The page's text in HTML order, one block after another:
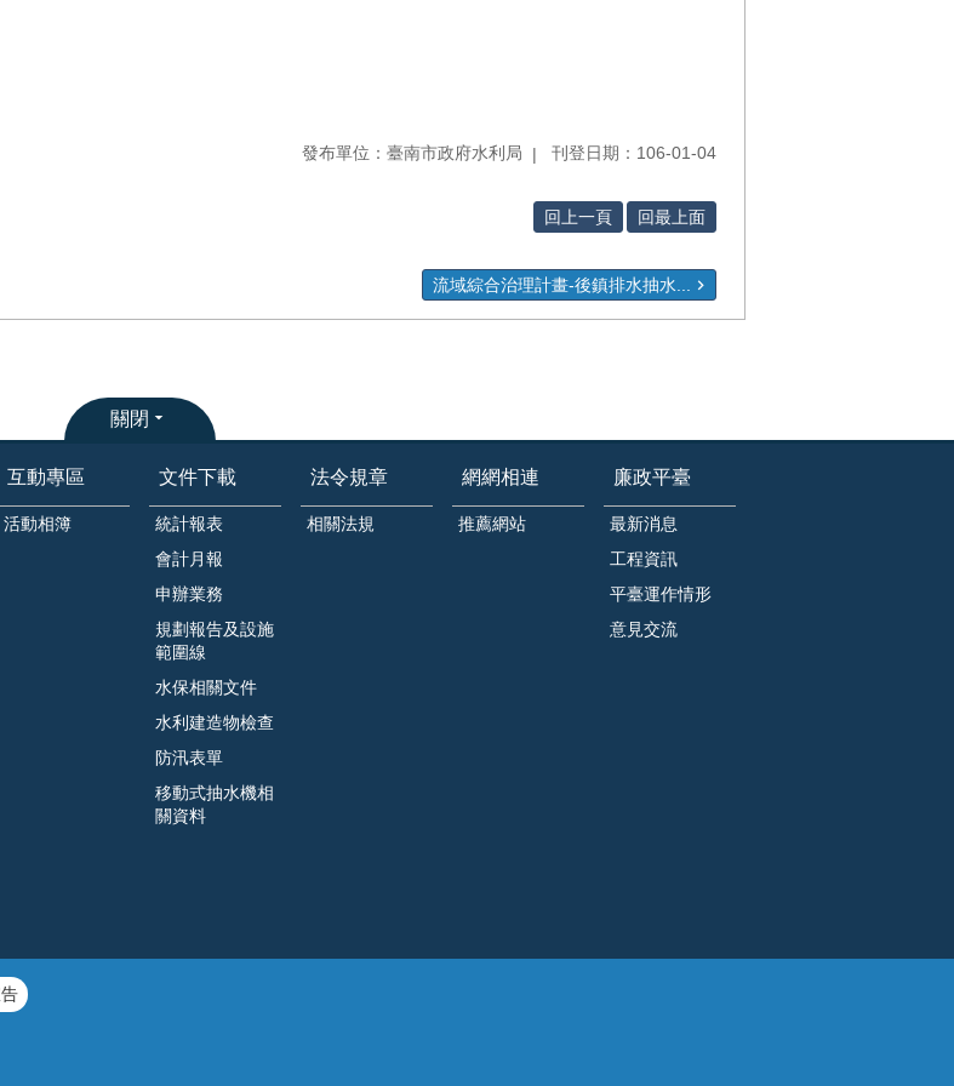
發布單位：臺南市政府水利局 刊登日期：106-01-04
回上一頁 回最上面
流域綜合治理計畫-後鎮排水抽水...
關閉
互動專區
活動相簿
文件下載
統計報表
會計月報
申辦業務
規劃報告及設施
範圍線
水保相關文件
水利建造物檢查
防汛表單
移動式抽水機相
關資料
法令規章
相關法規
網網相連
推薦網站
廉政平臺
最新消息
工程資訊
平臺運作情形
意見交流